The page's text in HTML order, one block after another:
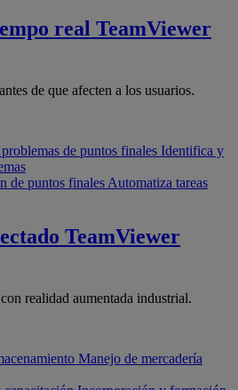
real TeamViewer
de que afecten a los usuarios.
de puntos finales Identifica y
de puntos finales Automatiza tareas
TeamViewer
realidad aumentada industrial.
Manejo de mercadería